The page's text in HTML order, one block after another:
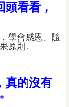
看看，
學會感恩、隨
原則。
真的沒有